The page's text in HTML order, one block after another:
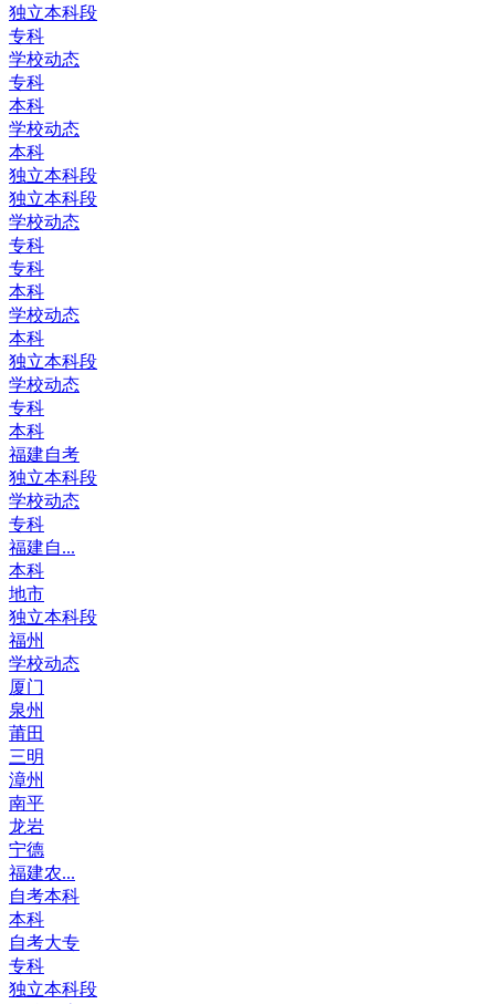
独立本科段
专科
学校动态
专科
本科
学校动态
本科
独立本科段
独立本科段
学校动态
专科
专科
本科
学校动态
本科
独立本科段
学校动态
专科
本科
福建自考
独立本科段
学校动态
专科
福建自...
本科
地市
独立本科段
福州
学校动态
厦门
泉州
莆田
三明
漳州
南平
龙岩
宁德
福建农...
自考本科
本科
自考大专
专科
独立本科段